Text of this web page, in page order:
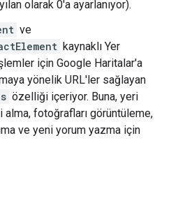
olarak 0'a ayarlanıyor).
ve
kaynaklı Yer
için Google Haritalar'a
yönelik URL'ler sağlayan
özelliği içeriyor. Buna, yeri
fotoğrafları görüntüleme,
ve yeni yorum yazma için